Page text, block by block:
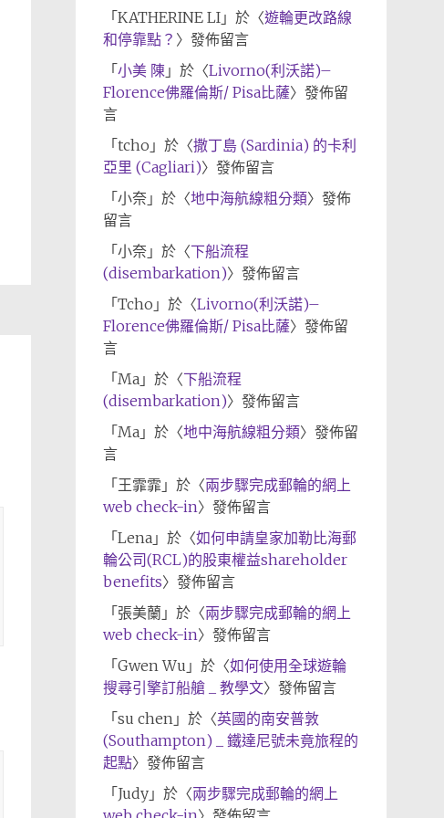
「KATHERINE LI」於〈遊輪更改路線
和停靠點？ 〉發佈留言
「小美 陳 」於〈Livorno(利沃諾)–
Florence佛羅倫斯/ Pisa比薩〉發佈留
言
「tcho 」於〈撒丁島 (Sardinia) 的卡利
亞里 (Cagliari)〉發佈留言
「小奈」於〈地中海航線粗分類〉發佈
留言
「小奈」於〈下船流程
(disembarkation)〉發佈留言
「Tcho 」於〈Livorno(利沃諾)–
Florence佛羅倫斯/ Pisa比薩〉發佈留
言
「Ma」於〈下船流程
(disembarkation)〉發佈留言
「Ma」於〈地中海航線粗分類〉發佈留
言
「王霏霏 」於〈兩步驟完成郵輪的網上
web check-in〉發佈留言
「Lena」於〈如何申請皇家加勒比海郵
輪公司(RCL)的股東權益shareholder
benefits〉發佈留言
「張美蘭 」於〈兩步驟完成郵輪的網上
web check-in〉發佈留言
「Gwen Wu 」於〈如何使用全球遊輪
搜尋引擎訂船艙 _ 教學文〉發佈留言
「su chen 」於〈英國的南安普敦
(Southampton) _ 鐵達尼號未竟旅程的
起點〉發佈留言
「Judy」於〈兩步驟完成郵輪的網上